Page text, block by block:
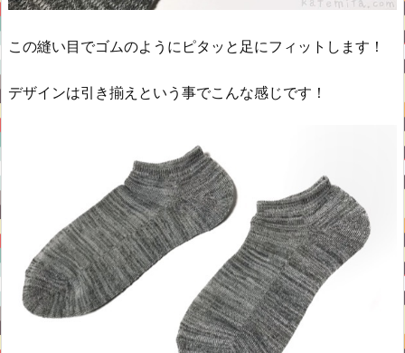
この縫い目でゴムのようにピタッと足にフィットします！
デザインは引き揃えという事でこんな感じです！